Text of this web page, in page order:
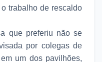
trabalho de rescaldo
que preferiu não se
por colegas de
um dos pavilhões,